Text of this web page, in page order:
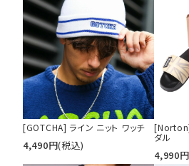
[GOTCHA] ライン ニット ワッチ
4,490円(税込)
[Norton]
ダル
4,990円